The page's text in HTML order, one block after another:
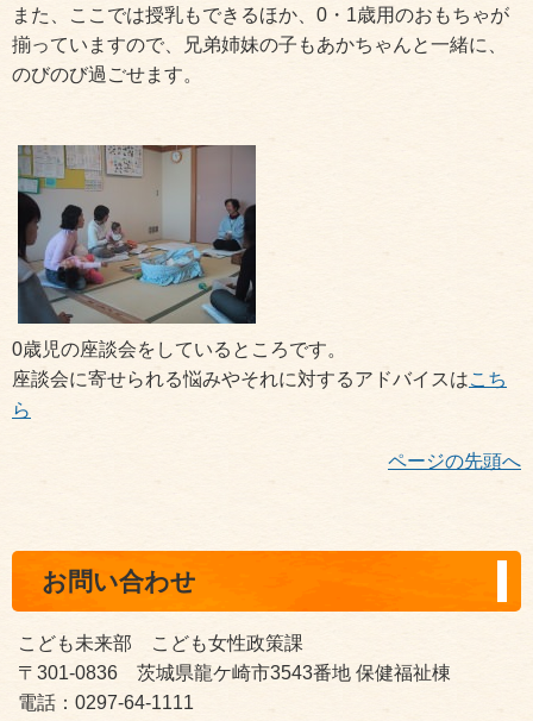
また、ここでは授乳もできるほか、0・1歳用のおもちゃが
揃っていますので、兄弟姉妹の子もあかちゃんと一緒に、
のびのび過ごせます。
0歳児の座談会をしているところです。
座談会に寄せられる悩みやそれに対するアドバイスはこち
ら
ページの先頭へ
お問い合わせ
こども未来部 こども女性政策課
〒301-0836 茨城県龍ケ崎市3543番地 保健福祉棟
電話：0297-64-1111